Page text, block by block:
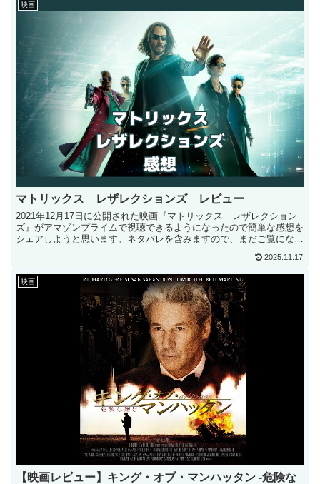
映画
マトリックス レザレクションズ レビュー
2021年12月17日に公開された映画『マトリックス レザレクション
ズ』がアマゾンプライムで視聴できるようになったので簡単な感想を
シェアしようと思います。ネタバレを含みますので、まだご覧になっ
2025.11.17
映画
【映画レビュー】キング・オブ・マンハッタン -危険な